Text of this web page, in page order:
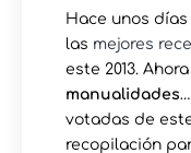
Hace unos
las mejores
este 2013.
manualidades…
votadas de
recopilación